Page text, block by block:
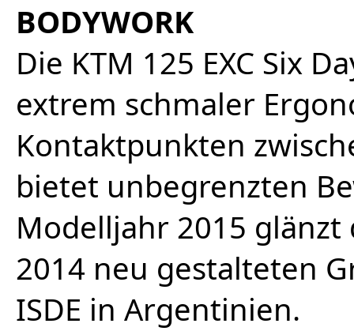
BODYWORK
Die KTM 125 EXC Six
extrem schmaler
Kontaktpunkten
bietet unbegrenzten
Modelljahr 2015
2014 neu gestalteten
ISDE in Argentinien.